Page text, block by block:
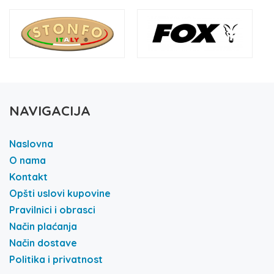
NAVIGACIJA
Naslovna
O nama
Kontakt
Opšti uslovi kupovine
Pravilnici i obrasci
Način plaćanja
Način dostave
Politika i privatnost